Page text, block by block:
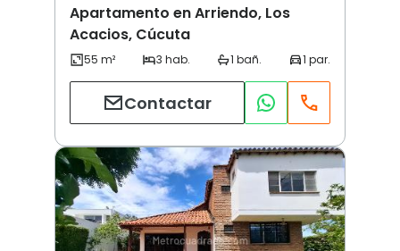
Apartamento en Arriendo, Los
Acacios, Cúcuta
Contactar